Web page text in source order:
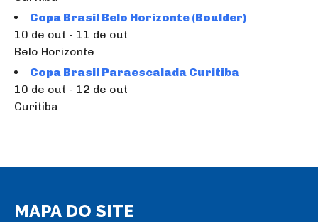
Copa Brasil Belo Horizonte (Boulder)
10 de out - 11 de out
Belo Horizonte
Copa Brasil Paraescalada Curitiba
10 de out - 12 de out
Curitiba
MAPA DO SITE